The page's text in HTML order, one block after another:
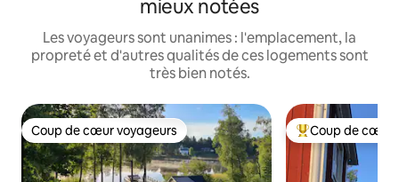
mieux notées
Les voyageurs sont unanimes : l'emplacement, la
propreté et d'autres qualités de ces logements sont
très bien notés.
Coup de cœur voyageurs
Coup de cœur voyageurs Coup de cœur
Coup de cœur